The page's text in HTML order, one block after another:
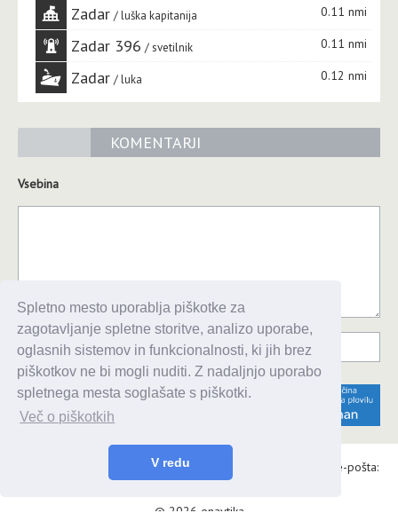
Spletno mesto uporablja piškotke za
zagotavljanje spletne storitve, analizo uporabe,
oglasnih sistemov in funkcionalnosti, ki jih brez
piškotkov ne bi mogli nuditi. Z nadaljnjo uporabo
spletnega mesta soglašate s piškotki.
Več o piškotkih
V redu
Zadar luška kapitanija 0.11 nmi
Zadar 396 svetilnik 0.11 nmi
Zadar luka 0.12 nmi
KOMENTARJI
Vsebina
Alaris d.o.o., Topniška 14, Ljubljana, Tel.: 031 303 086, e-pošta:
urednik@enavtika.si
© 2026 enavtika